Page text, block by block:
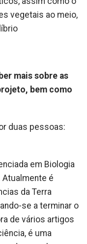
vegetais ao meio,
mais sobre as
bem como
duas pessoas:
em Biologia
Atualmente é
da Terra
se a terminar o
de vários artigos
é uma